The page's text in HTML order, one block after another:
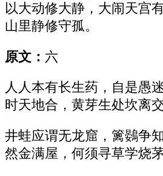
以大动修大静，大闹天宫
山里静修守孤。
原文： 六
人人本有长生药，自是愚
时天地合，黄芽生处坎离交
井蛙应谓无龙窟，篱鷃争
然金满屋，何须寻草学烧茅